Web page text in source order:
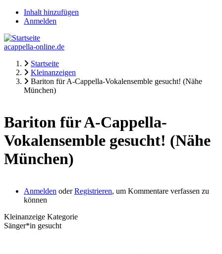
Direkt
zum
Fake-
Usermenü
Inhalt hinzufügen
Anmelden
acappella-online.de
Pfadnavigation
Startseite
Kleinanzeigen
Bariton für A-Cappella-Vokalensemble gesucht! (Nähe
München)
Bariton für A-Cappella-
Vokalensemble gesucht! (Nähe
München)
Anmelden oderRegistrieren, um Kommentare verfassen zu
können
Kleinanzeige Kategorie
Sänger*in gesucht